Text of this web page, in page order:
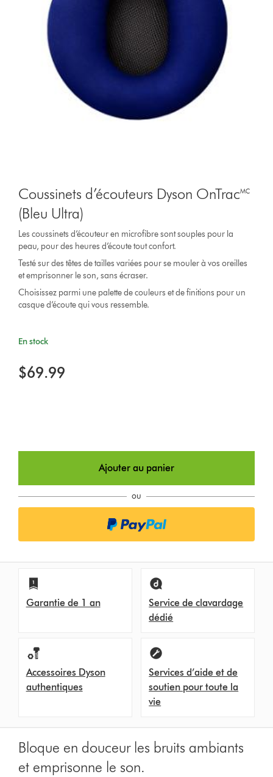
Coussinets d’écouteurs Dyson OnTrac🅪
(Bleu Ultra)
Les coussinets d’écouteur en microfibre sont souples pour la
peau, pour des heures d’écoute tout confort.
Testé sur des têtes de tailles variées pour se mouler à vos oreilles
et emprisonner le son, sans écraser.
Choisissez parmi une palette de couleurs et de finitions pour un
casque d’écoute qui vous ressemble.
En stock
$69.99
Ajouter au panier
ou
Garantie de 1 an
Service de clavardage
dédié
Accessoires Dyson
authentiques
Services d’aide et de
soutien pour toute la
vie
Bloque en douceur les bruits ambiants
et emprisonne le son.